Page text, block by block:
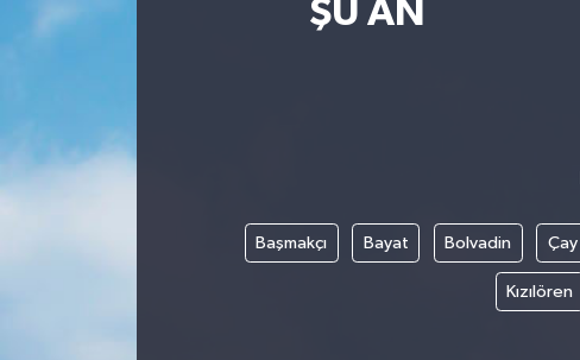
ŞU AN
Başmakçı Bayat Bolvadin Çay
Kızılören
Magazin